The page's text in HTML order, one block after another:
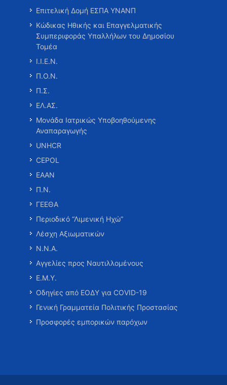
Επιτελική Δομή ΕΣΠΑ ΥΝΑΝΠ
Κώδικας Ηθικής και Επαγγελματικής
Συμπεριφοράς Υπαλλήλων του Δημοσίου
Τομέα
Ι.Ι.Ε.Ν.
Π.Ο.Ν.
Π.Σ.
ΕΛ.ΑΣ.
Μονάδα Ιατρικώς Υποβοηθούμενης
Αναπαραγωγής
UNHCR
CEPOL
ΕΑΑΝ
Π.Ν.
ΓΕΕΘΑ
Περιοδικό “Λιμενική Ηχώ”
Λέσχη Αξιωματικών
Ν.Ν.Α.
Αγγελίες προς Ναυτιλλομένους
Ε.Μ.Υ.
Οδηγίες από ΕΟΔΥ για COVID-19
Γενική Γραμματεία Πολιτικής Προστασίας
Προσφορές εμπορικών παρόχων